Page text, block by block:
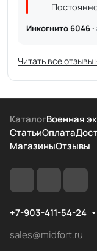
Инкогнито 6046 ·
Читать все
КаталогВоенная
СтатьиОплата
МагазиныОтзывы
+7-903-411-54-24
sales@midfort.ru